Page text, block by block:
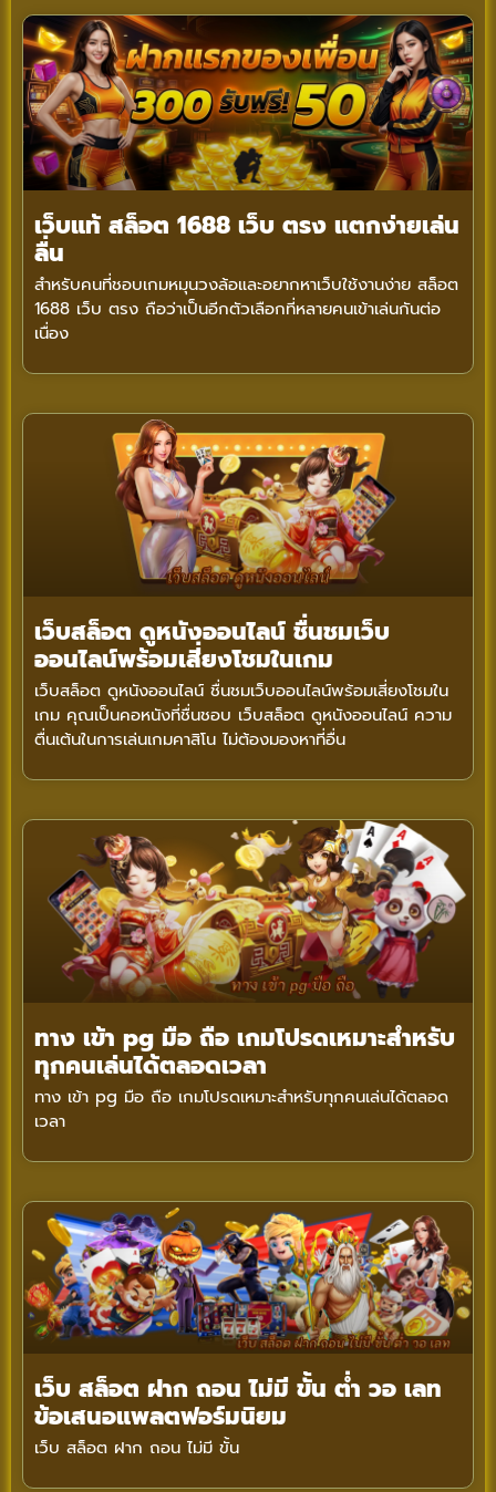
เว็บแท้ สล็อต 1688 เว็บ ตรง แตกง่ายเล่น
ลื่น
สำหรับคนที่ชอบเกมหมุนวงล้อและอยากหาเว็บใช้งานง่าย สล็อต
1688 เว็บ ตรง ถือว่าเป็นอีกตัวเลือกที่หลายคนเข้าเล่นกันต่อ
เนื่อง
เว็บสล็อต ดูหนังออนไลน์ ชื่นชมเว็บ
ออนไลน์พร้อมเสี่ยงโชมในเกม
เว็บสล็อต ดูหนังออนไลน์ ชื่นชมเว็บออนไลน์พร้อมเสี่ยงโชมใน
เกม คุณเป็นคอหนังที่ชื่นชอบ เว็บสล็อต ดูหนังออนไลน์ ความ
ตื่นเต้นในการเล่นเกมคาสิโน ไม่ต้องมองหาที่อื่น
ทาง เข้า pg มือ ถือ เกมโปรดเหมาะสำหรับ
ทุกคนเล่นได้ตลอดเวลา
ทาง เข้า pg มือ ถือ เกมโปรดเหมาะสำหรับทุกคนเล่นได้ตลอด
เวลา
เว็บ สล็อต ฝาก ถอน ไม่มี ขั้น ต่ํา วอ เลท
ข้อเสนอแพลตฟอร์มนิยม
เว็บ สล็อต ฝาก ถอน ไม่มี ขั้น